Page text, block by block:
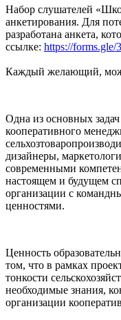
Набор слушателей
анкетирования. Для
разработана анкета,
ссылке: https://
Каждый желающий,
Одна из основных задач
кооперативного
дизайнеры,
современными
настоящем и будущем
организации с
ценностями.
Ценность
том, что в рамках
тонкости
необходимые знания,
организации